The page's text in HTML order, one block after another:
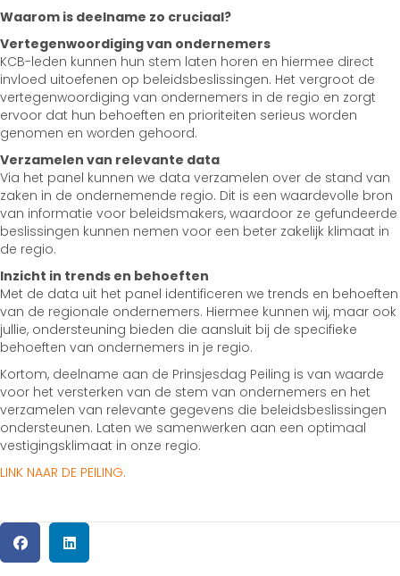
Waarom is deelname zo cruciaal?
Vertegenwoordiging van ondernemers
KCB-leden kunnen hun stem laten horen en hiermee direct
invloed uitoefenen op beleidsbeslissingen. Het vergroot de
vertegenwoordiging van ondernemers in de regio en zorgt
ervoor dat hun behoeften en prioriteiten serieus worden
genomen en worden gehoord.
Verzamelen van relevante data
Via het panel kunnen we data verzamelen over de stand van
zaken in de ondernemende regio. Dit is een waardevolle bron
van informatie voor beleidsmakers, waardoor ze gefundeerde
beslissingen kunnen nemen voor een beter zakelijk klimaat in
de regio.
Inzicht in trends en behoeften
Met de data uit het panel identificeren we trends en behoeften
van de regionale ondernemers. Hiermee kunnen wij, maar ook
jullie, ondersteuning bieden die aansluit bij de specifieke
behoeften van ondernemers in je regio.
Kortom, deelname aan de Prinsjesdag Peiling is van waarde
voor het versterken van de stem van ondernemers en het
verzamelen van relevante gegevens die beleidsbeslissingen
ondersteunen. Laten we samenwerken aan een optimaal
vestigingsklimaat in onze regio.
LINK NAAR DE PEILING.